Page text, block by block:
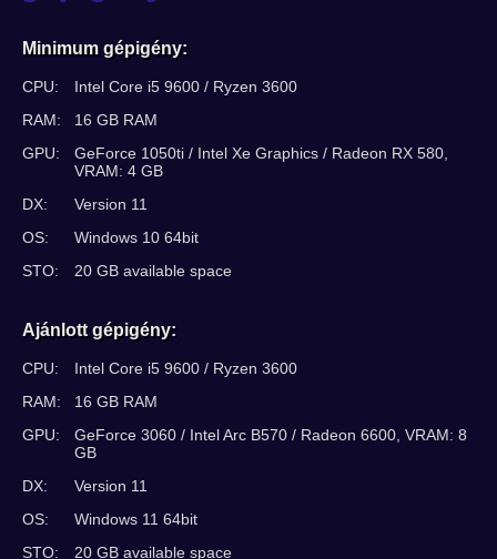
Minimum gépigény:
CPU:
Intel Core i5 9600 / Ryzen 3600
RAM:
16 GB RAM
GPU:
GeForce 1050ti / Intel Xe Graphics / Radeon RX 580,
VRAM: 4 GB
DX:
Version 11
OS:
Windows 10 64bit
STO:
20 GB available space
Ajánlott gépigény:
CPU:
Intel Core i5 9600 / Ryzen 3600
RAM:
16 GB RAM
GPU:
GeForce 3060 / Intel Arc B570 / Radeon 6600, VRAM: 8
GB
DX:
Version 11
OS:
Windows 11 64bit
STO:
20 GB available space